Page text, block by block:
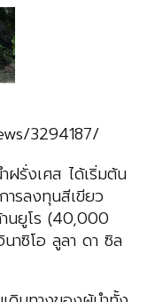
3294187/
ฝรั่งเศส ได้เริ่มต้น
ารลงทุนสีเขียว
นยูโร (40,000
าซิโอ ลูลา ดา ซิล